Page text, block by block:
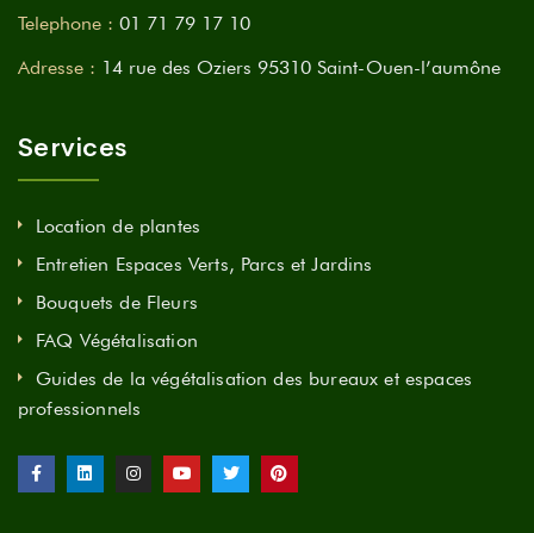
Telephone : 01 71 79 17 10
Adresse : 14 rue des Oziers 95310 Saint-Ouen-l’aumône
Services
Location de plantes
Entretien Espaces Verts, Parcs et Jardins
Bouquets de Fleurs
FAQ Végétalisation
Guides de la végétalisation des bureaux et espaces
professionnels